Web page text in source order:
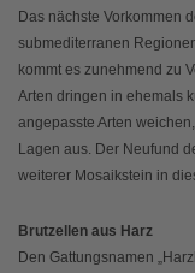
Das nächste Vorkommen
submediterranen
kommt es zunehmend zu
Arten dringen in ehemals
angepasste Arten
Lagen aus. Der Neufund
weiterer Mosaikstein in
Brutzellen aus Harz
Den Gattungsnamen